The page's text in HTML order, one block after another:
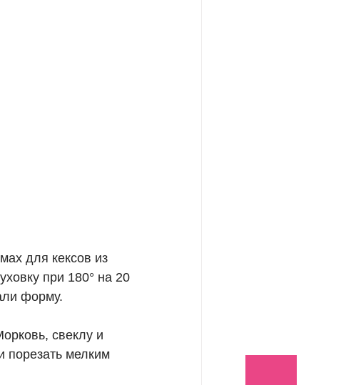
для кексов из
при 180° на 20
форму.
свеклу и
порезать мелким